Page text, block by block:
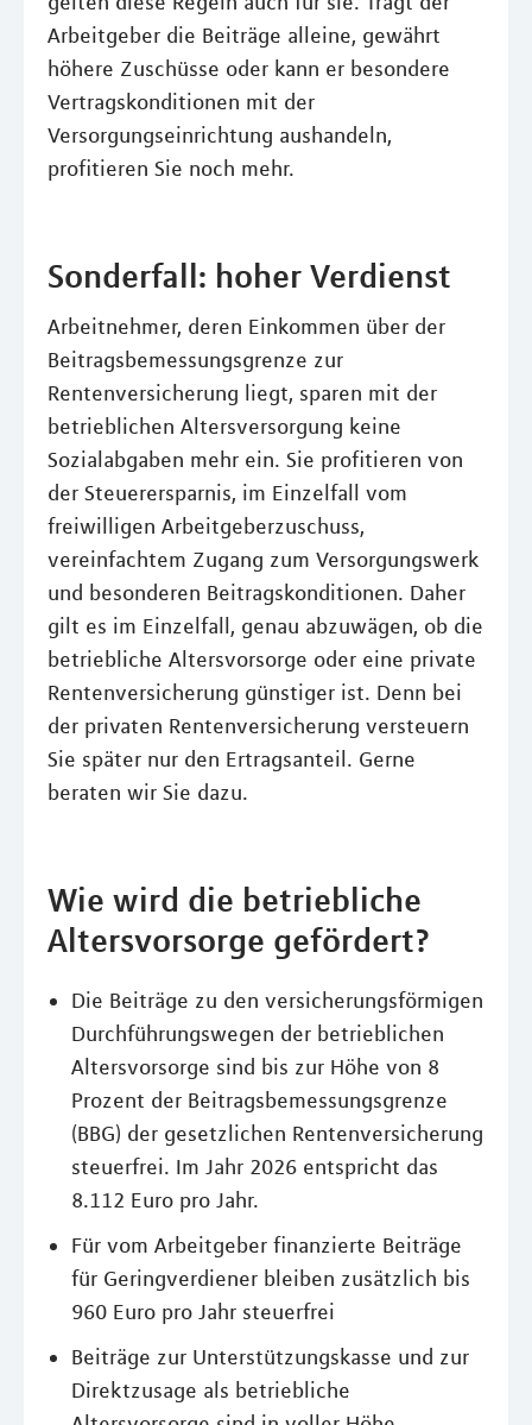
Arbeitgeber die Beiträge alleine, gewährt
höhere Zuschüsse oder kann er besondere
Vertragskonditionen mit der
Versorgungseinrichtung aushandeln,
profitieren Sie noch mehr.
Sonderfall: hoher Verdienst
Arbeitnehmer, deren Einkommen über der
Beitragsbemessungsgrenze zur
Rentenversicherung liegt, sparen mit der
betrieblichen Altersversorgung keine
Sozialabgaben mehr ein. Sie profitieren von
der Steuerersparnis, im Einzelfall vom
freiwilligen Arbeitgeberzuschuss,
vereinfachtem Zugang zum Versorgungswerk
und besonderen Beitragskonditionen. Daher
gilt es im Einzelfall, genau abzuwägen, ob die
betriebliche Altersvorsorge oder eine private
Rentenversicherung günstiger ist. Denn bei
der privaten Rentenversicherung versteuern
Sie später nur den Ertragsanteil. Gerne
beraten wir Sie dazu.
Wie wird die betriebliche
Altersvorsorge gefördert?
Die Beiträge zu den versicherungsförmigen
Durchführungswegen der betrieblichen
Altersvorsorge sind bis zur Höhe von 8
Prozent der Beitragsbemessungsgrenze
(BBG) der gesetzlichen Rentenversicherung
steuerfrei. Im Jahr 2026 entspricht das
8.112 Euro pro Jahr.
Für vom Arbeitgeber finanzierte Beiträge
für Geringverdiener bleiben zusätzlich bis
960 Euro pro Jahr steuerfrei
Beiträge zur Unterstützungskasse und zur
Direktzusage als betriebliche